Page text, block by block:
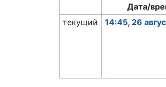
Дата/
текущий
14:45, 26